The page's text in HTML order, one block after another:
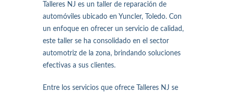
Talleres NJ es un taller de reparación de
automóviles ubicado en Yuncler, Toledo. Con
un enfoque en ofrecer un servicio de calidad,
este taller se ha consolidado en el sector
automotriz de la zona, brindando soluciones
efectivas a sus clientes.
Entre los servicios que ofrece Talleres NJ se